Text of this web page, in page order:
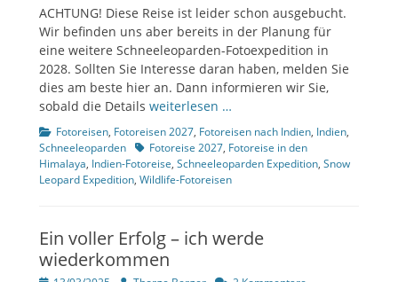
ACHTUNG! Diese Reise ist leider schon ausgebucht.
Wir befinden uns aber bereits in der Planung für
eine weitere Schneeleoparden-Fotoexpedition in
2028. Sollten Sie Interesse daran haben, melden Sie
dies am beste hier an. Dann informieren wir Sie,
sobald die Details weiterlesen …
Kategorien
Fotoreisen, Fotoreisen 2027, Fotoreisen nach Indien, Indien,
Schneeleoparden TagsFotoreise 2027, Fotoreise in den
Himalaya, Indien-Fotoreise, Schneeleoparden Expedition, Snow
Leopard Expedition, Wildlife-Fotoreisen
Ein voller Erfolg – ich werde
wiederkommen